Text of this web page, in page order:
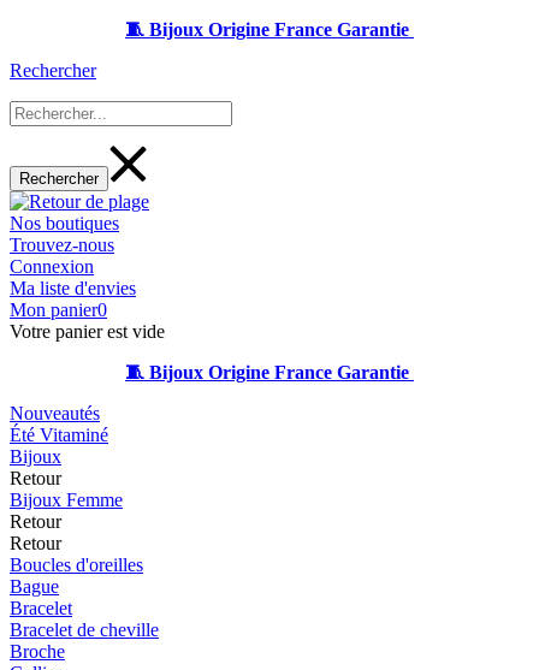
🧵 Bijoux Origine France Garantie
Rechercher
Nos boutiques
Trouvez-nous
Connexion
Ma liste d'envies
Mon panier0
Votre panier est vide
🧵 Bijoux Origine France Garantie
Nouveautés
Été Vitaminé
Bijoux
Retour
Bijoux Femme
Retour
Retour
Boucles d'oreilles
Bague
Bracelet
Bracelet de cheville
Broche